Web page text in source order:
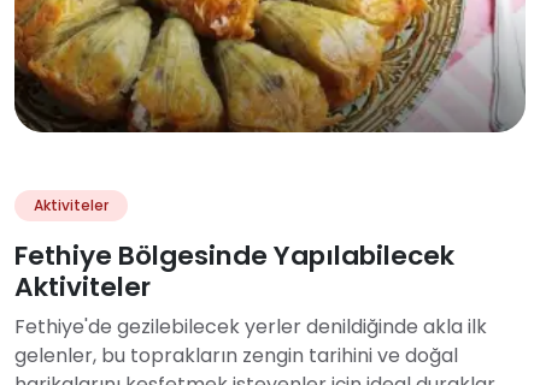
Aktiviteler
Fethiye Bölgesinde Yapılabilecek
Aktiviteler
Fethiye'de gezilebilecek yerler denildiğinde akla ilk
gelenler, bu toprakların zengin tarihini ve doğal